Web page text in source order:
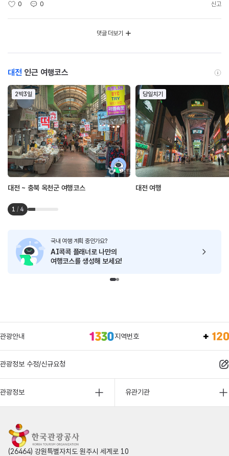
0 0 신고
댓글 더보기
대전 인근 여행코스
2박3일
대전 ~ 충북 옥천군 여행코스
당일치기
대전 여행
1 / 4
국내 여행 계획 중인가요?
AI콕콕 플래너로 나만의
여행코스를 생성해 보세요!
관광안내 지역번호
관광정보 수정/신규요청
관광정보 유관기관
(26464) 강원특별자치도 원주시 세계로 10